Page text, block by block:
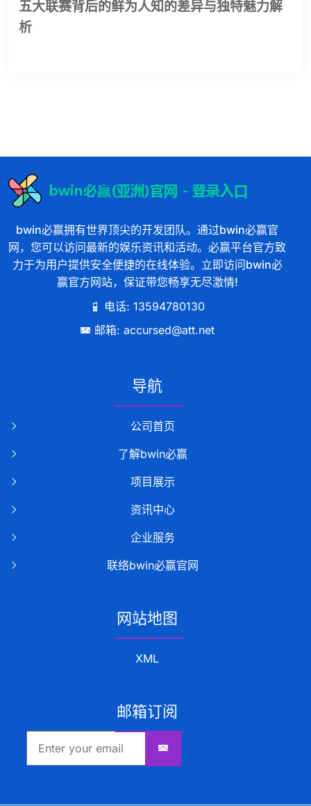
五大联赛背后的鲜为人知的差异与独特魅力解
析
bwin必赢拥有世界顶尖的开发团队。通过bwin必赢官
网，您可以访问最新的娱乐资讯和活动。必赢平台官方致
力于为用户提供安全便捷的在线体验。立即访问bwin必
赢官方网站，保证带您畅享无尽激情!
电话: 13594780130
邮箱: accursed@att.net
导航
公司首页
了解bwin必赢
项目展示
资讯中心
企业服务
联络bwin必赢官网
网站地图
XML
邮箱订阅